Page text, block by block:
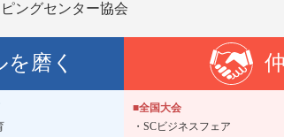
ングセンター協会
磨く
■全国大会
SCビジネスフェア